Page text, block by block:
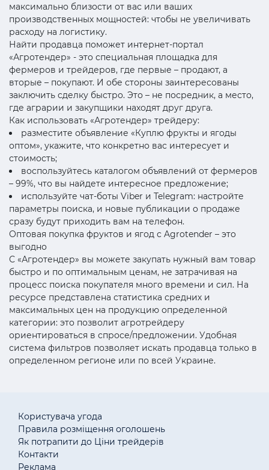
максимально близости от вас или ваших
производственных мощностей: чтобы не увеличивать
расходу на логистику.
Найти продавца поможет интернет-портал
«Агротендер» - это специальная площадка для
фермеров и трейдеров, где первые – продают, а
вторые – покупают. И обе стороны заинтересованы
заключить сделку быстро. Это – не посредник, а место,
где аграрии и закупщики находят друг друга.
Как использовать «Агротендер» трейдеру:
разместите объявление «Куплю фрукты и ягоды
оптом», укажите, что конкретно вас интересует и
стоимость;
воспользуйтесь каталогом объявлений от фермеров
– 99%, что вы найдете интересное предложение;
используйте чат-боты Viber и Telegram: настройте
параметры поиска, и новые публикации о продаже
сразу будут приходить вам на телефон.
Оптовая покупка фруктов и ягод с Agrotender – это
выгодно
С «Агротендер» вы можете закупать нужный вам товар
быстро и по оптимальным ценам, не затрачивая на
процесс поиска покупателя много времени и сил. На
ресурсе представлена статистика средних и
максимальных цен на продукцию определенной
категории: это позволит агротрейдеру
ориентироваться в спросе/предложении. Удобная
система фильтров позволяет искать продавца только в
определенном регионе или по всей Украине.
Користувача угода
Правила розміщення оголошень
Як потрапити до Ціни трейдерів
Контакти
Реклама